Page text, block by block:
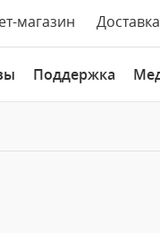
магазин
Поддержка